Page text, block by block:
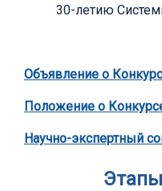
30-летию
Объявление о
Положение о
Научно-экспертный